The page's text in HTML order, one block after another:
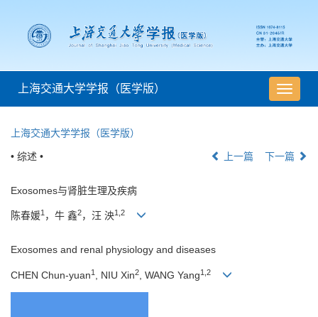
导
航
上海交通大学学报（医学版）
上海交通大学学报（医学版）
• 综述 • 上一篇 下一篇
Exosomes与肾脏生理及疾病
陈春媛1 ，牛 鑫2，汪 泱1,2
Exosomes and renal physiology and diseases
CHEN Chun-yuan1 , NIU Xin2 , WANG Yang1,2